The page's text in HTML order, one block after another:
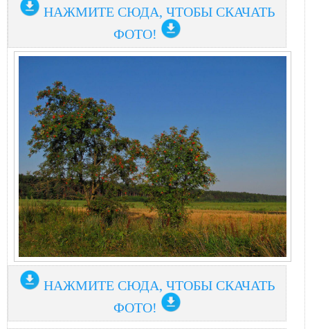
НАЖМИТЕ СЮДА, ЧТОБЫ СКАЧАТЬ
ФОТО!
НАЖМИТЕ СЮДА, ЧТОБЫ СКАЧАТЬ
ФОТО!